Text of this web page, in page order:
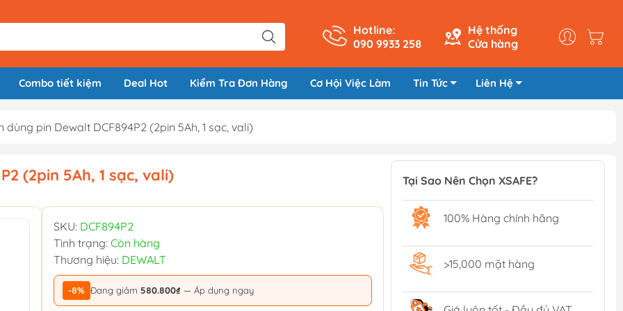
Hotline:
090 9933 258
Hệ thống
Cửa hàng
Combo tiết kiệm Deal Hot Kiểm Tra Đơn Hàng Cơ Hội Việc Làm Tin Tức Liên Hệ
dùng pin Dewalt DCF894P2 (2pin 5Ah, 1 sạc, vali)
(2pin 5Ah, 1 sạc, vali)
SKU: DCF894P2
Tình trạng: Còn hàng
Thương hiệu: DEWALT
-8% Đang giảm 580.800₫ — Áp dụng ngay
Tại Sao Nên Chọn XSAFE?
100% Hàng chính hãng
>15,000 mặt hàng